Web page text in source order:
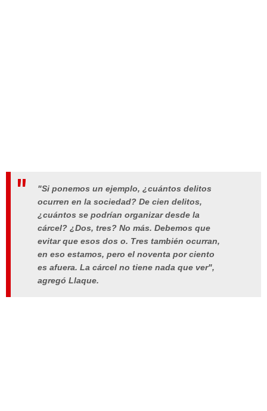
"Si ponemos un ejemplo, ¿cuántos delitos
ocurren en la sociedad? De cien delitos,
¿cuántos se podrían organizar desde la
cárcel? ¿Dos, tres? No más. Debemos que
evitar que esos dos o. Tres también ocurran,
en eso estamos, pero el noventa por ciento
es afuera. La cárcel no tiene nada que ver",
agregó Llaque.